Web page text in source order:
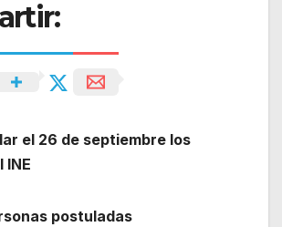
el 26 de septiembre los
INE
postuladas